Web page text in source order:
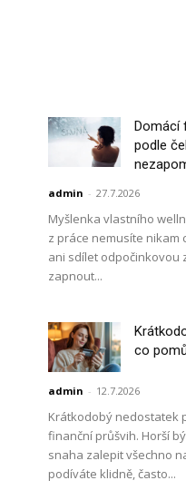
Domácí
podle
admin - 27.7.2026
Myšlenka vlastního
z práce nemusíte nikam
ani sdílet odpočinkovou
zapnout...
co
admin - 12.7.2026
Krátkodobý nedostatek
finanční průšvih. Horší
snaha zalepit všechno
podíváte klidně, často...